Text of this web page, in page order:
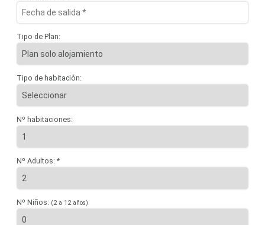
Tipo de Plan:
Tipo de habitación:
Nº habitaciones:
Nº Adultos: *
Nº Niños: (2 a 12 años)